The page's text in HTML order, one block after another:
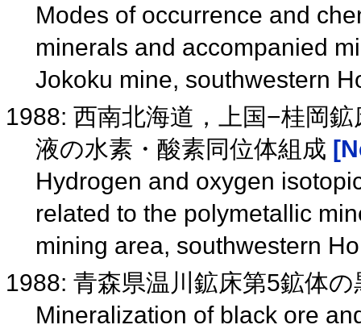
Modes of occurrence and
minerals and accompanied
Jokoku mine, southwestern
1988: 西南北海道，上国−桂岡
液の水素・酸素同位体組成
Hydrogen and oxygen
related to the polymetallic
mining area, southwestern
1988: 青森県温川鉱床第5鉱体
Mineralization of black ore